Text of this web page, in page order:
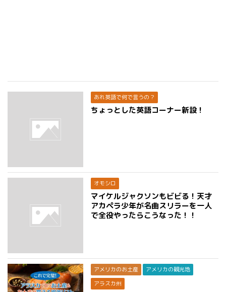
あれ英語で何で言うの？
ちょっとした英語コーナー新設！
オモシロ
マイケルジャクソンもビビる！天才
アカペラ少年が名曲スリラーを一人
で全役やったらこうなった！！
アメリカのお土産
アメリカの観光地
アラスカ州